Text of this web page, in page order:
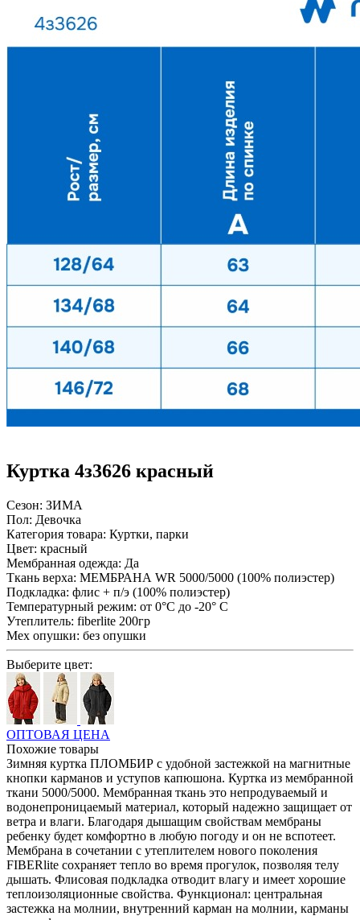
Куртка 4з3626 красный
Сезон: ЗИМА
Пол: Девочка
Категория товара: Куртки, парки
Цвет: красный
Мембранная одежда: Да
Ткань верха: МЕМБРАНА WR 5000/5000 (100% полиэстер)
Подкладка: флис + п/э (100% полиэстер)
Температурный режим: от 0°С до -20° С
Утеплитель: fiberlite 200гр
Мех опушки: без опушки
Выберите цвет:
ОПТОВАЯ ЦЕНА
Похожие товары
Зимняя куртка ПЛОМБИР с удобной застежкой на магнитные
кнопки карманов и уступов капюшона. Куртка из мембранной
ткани 5000/5000. Мембранная ткань это непродуваемый и
водонепроницаемый материал, который надежно защищает от
ветра и влаги. Благодаря дышащим свойствам мембраны
ребенку будет комфортно в любую погоду и он не вспотеет.
Мембрана в сочетании с утеплителем нового поколения
FIBERlite сохраняет тепло во время прогулок, позволяя телу
дышать. Флисовая подкладка отводит влагу и имеет хорошие
теплоизоляционные свойства. Функционал: центральная
застежка на молнии, внутренний карман на молнии, карманы